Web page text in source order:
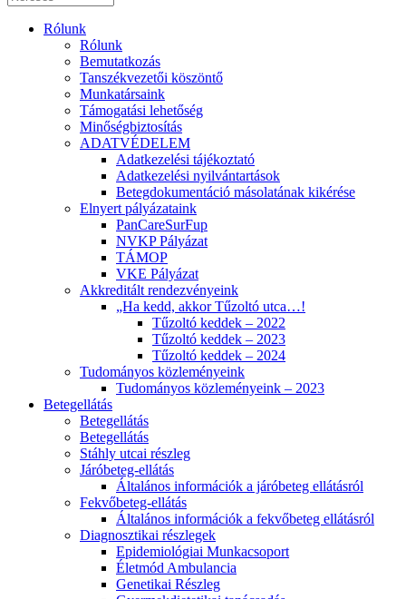
Rólunk
Rólunk
Bemutatkozás
Tanszékvezetői köszöntő
Munkatársaink
Támogatási lehetőség
Minőségbiztosítás
ADATVÉDELEM
Adatkezelési tájékoztató
Adatkezelési nyilvántartások
Betegdokumentáció másolatának kikérése
Elnyert pályázataink
PanCareSurFup
NVKP Pályázat
TÁMOP
VKE Pályázat
Akkreditált rendezvényeink
„Ha kedd, akkor Tűzoltó utca…!
Tűzoltó keddek – 2022
Tűzoltó keddek – 2023
Tűzoltó keddek – 2024
Tudományos közleményeink
Tudományos közleményeink – 2023
Betegellátás
Betegellátás
Betegellátás
Stáhly utcai részleg
Járóbeteg-ellátás
Általános információk a járóbeteg ellátásról
Fekvőbeteg-ellátás
Általános információk a fekvőbeteg ellátásról
Diagnosztikai részlegek
Epidemiológiai Munkacsoport
Életmód Ambulancia
Genetikai Részleg